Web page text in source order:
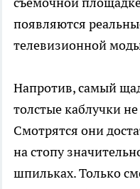
появляются
телевизионной
Напротив, самый
толстые каблучки
Смотрятся они
на стопу
шпильках. Только